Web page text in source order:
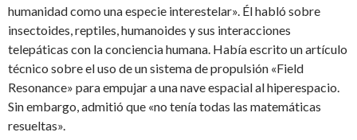
humanidad como una especie interestelar». Él habló sobre
insectoides, reptiles, humanoides y sus interacciones
telepáticas con la conciencia humana. Había escrito un artículo
técnico sobre el uso de un sistema de propulsión «Field
Resonance» para empujar a una nave espacial al hiperespacio.
Sin embargo, admitió que «no tenía todas las matemáticas
resueltas».